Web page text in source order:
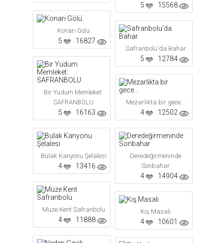
15568
5
Konarı Gölü
16827
5
Safranbolu'da Bahar
12784
5
Bir Yudum Memleket:
SAFRANBOLU
16163
5
Mezarlıkta bir gece...
12502
4
Bulak Kanyonu Şelalesi
13416
4
Deredeğirmeninde
Sonbahar
14904
4
Müze Kent Safranbolu
11888
4
Kış Masalı
10601
4